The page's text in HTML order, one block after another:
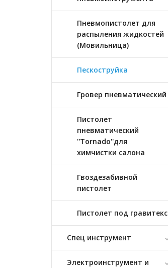
Пневмопистолет для
распыления жидкостей
(Мовильница)
Пескоструйка
Гровер пневматический
Пистолет
пневматический
''Tornado''для
химчистки салона
Гвоздезабивной
пистолет
Пистолет под гравитекс
Спец инструмент
Электроинструмент и